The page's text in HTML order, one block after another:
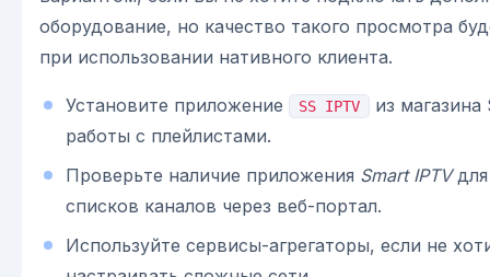
оборудование, но качество такого просмотра
при использовании нативного клиента.
Установите приложение SS IPTV
из магазина
работы с плейлистами.
Проверьте наличие приложения Smart IPTVдля
списков каналов через веб-портал.
Используйте сервисы-агрегаторы, если не